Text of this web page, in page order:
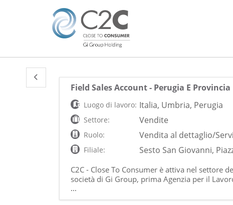
Field Sales Account - Perugia E Provincia
Luogo di lavoro: Italia, Umbria, Perugia
Settore: Vendite
Ruolo: Vendita al dettaglio/
Filiale: Sesto San Giovanni,
C2C - Close To Consumer è attiva nel settore
società di Gi Group, prima Agenzia per il
settore delle Risorse Umane. Cerchiamo Field
...